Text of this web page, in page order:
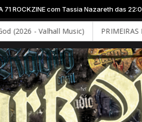
Nazareth das 22:00 às 23:59 -
Music) PRIMEIRAS